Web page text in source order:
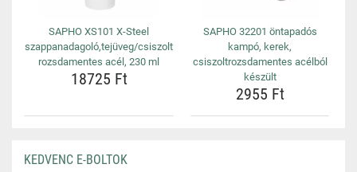
SAPHO XS101 X-Steel
szappanadagoló,tejüveg/csiszolt
rozsdamentes acél, 230 ml
18725 Ft
SAPHO 32201 öntapadós
kampó, kerek,
csiszoltrozsdamentes acélból
készült
2955 Ft
KEDVENC E-BOLTOK